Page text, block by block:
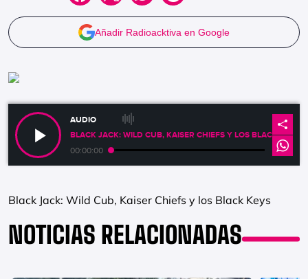
Añadir Radioacktiva en Google
AUDIO
BLACK JACK: WILD CUB, KAISER CHIEFS Y LOS BLACK KEYS
00:00:00
Black Jack: Wild Cub, Kaiser Chiefs y los Black Keys
NOTICIAS RELACIONADAS